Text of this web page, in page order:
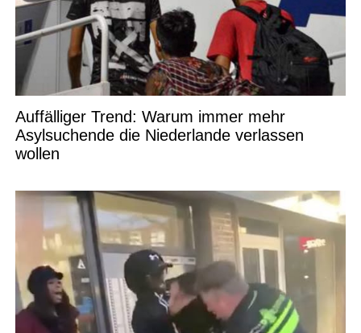
Auffälliger Trend: Warum immer mehr
Asylsuchende die Niederlande verlassen
wollen